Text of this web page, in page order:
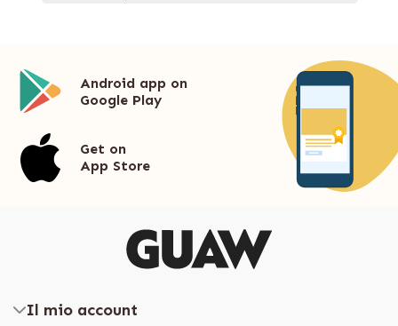
Android app on
Google Play
Get on
App Store
Il mio account